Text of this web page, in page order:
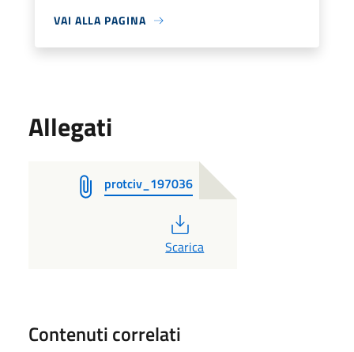
VAI ALLA PAGINA
Allegati
protciv_197036
PDF
Scarica
Contenuti correlati